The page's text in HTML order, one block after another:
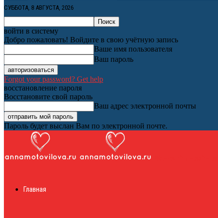
СУББОТА, 8 АВГУСТА, 2026
войти в систему
Добро пожаловать! Войдите в свою учётную запись
Ваше имя пользователя
Ваш пароль
Forgot your password? Get help
восстановление пароля
Восстановите свой пароль
Ваш адрес электронной почты
Пароль будет выслан Вам по электронной почте.
Главная